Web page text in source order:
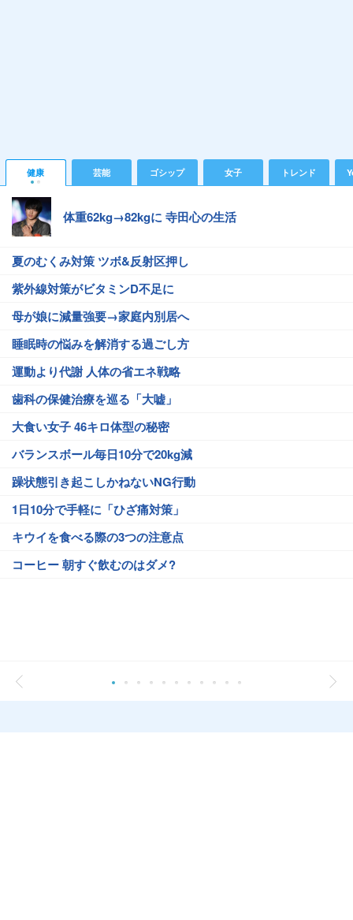
健康 芸能 ゴシップ 女子 トレンド
体重62kg→82kgに 寺田心の生活
夏のむくみ対策 ツボ&反射区押し
紫外線対策がビタミンD不足に
母が娘に減量強要→家庭内別居へ
睡眠時の悩みを解消する過ごし方
運動より代謝 人体の省エネ戦略
歯科の保健治療を巡る「大嘘」
大食い女子 46キロ体型の秘密
バランスボール毎日10分で20kg減
躁状態引き起こしかねないNG行動
1日10分で手軽に「ひざ痛対策」
キウイを食べる際の3つの注意点
コーヒー 朝すぐ飲むのはダメ?